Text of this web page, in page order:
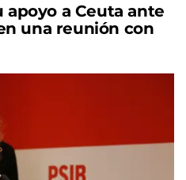
apoyo a Ceuta ante
una reunión con